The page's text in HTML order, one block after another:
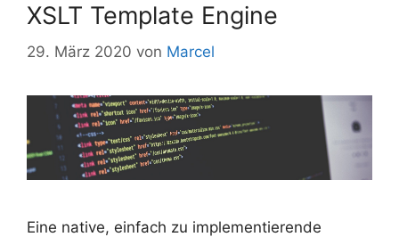
XSLT Template Engine
29. März 2020 von Marcel
Eine native, einfach zu implementierende